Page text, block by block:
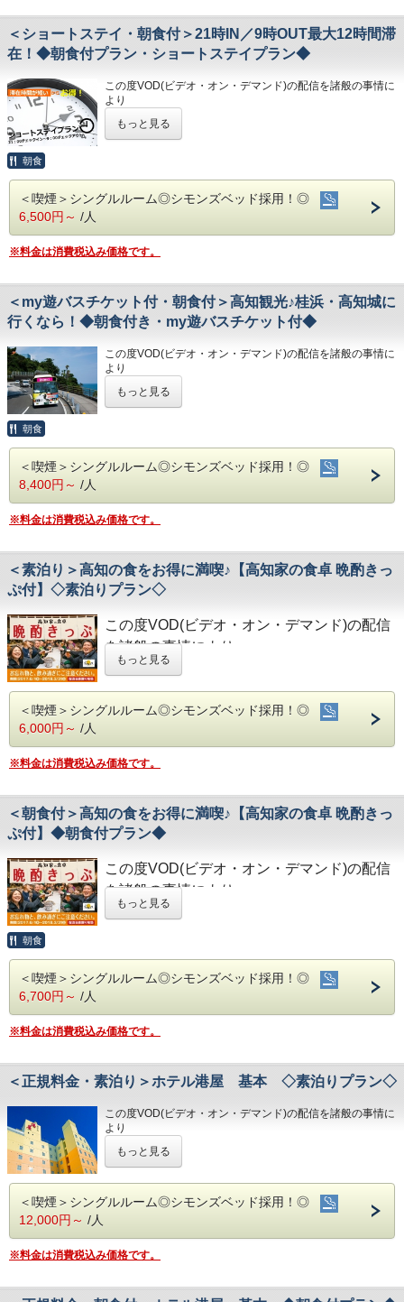
・VOD(ビデオオンデマンド)設置(500円/泊)
・各種無料貸出グッズ
・レンタルサイクル
・24時間フロント対応
◇アクセス◇
・JR高知駅…徒歩5分
・高知龍馬空港…車で約25分
・繁華街…徒歩約15分/はりまや橋…徒歩約10分
第31番札所 竹林寺…車で約20分
第33番札所 雪蹊寺…車で約20分
◇駐車場◇
・大型トラックやバスも駐車可能な専用平置き駐車場37台
完備。
(700円/泊 ※車輌の大きさによって料金が異なります)
※大型車をご利用の場合は必ずご連絡ください
※駐車場は先着順になります
※満車の場合はホテル近くのコインパーキングをご案内いた
します
・全館無料Wi-Fi対応
・コインランドリー、乾燥機設置
・VOD(ビデオオンデマンド)設置(500円/泊)
・レンタルサイクル
・24時間フロント対応
◇アクセス◇
・JR高知駅…徒歩5分
・高知IC…車で約10分
・高知龍馬空港…車で約25分
◇周辺観光◇
・高知城、高知城歴史博物館、ひろめ市場、日曜市…徒歩約
・繁華街…徒歩約15分/はりまや橋…徒歩約10分
・お遍路(四国八十八ヶ所)
③良質の睡眠をご提供!シモンズ社製ベッドを全洋室に採用
④広々とした男女大浴場!深夜は1時まで朝は6時00分から入
浴可能
男湯にはサウナも!
◇ご朝食◇
和食・洋食お好きな方をお選びください♪
どちらもバランスの良い定食スタイルの朝食です！
お米は高知のブランド米を使用しており、なんとお替り自由
◇お風呂◇
営業時間
・男女大浴場/15:00～25:00/6:00～9:00
・男性用サウナ/15:00～24:00
◇駐車場◇
・大型トラックやバスも駐車可能な専用平置き駐車場37台
完備。
(700円/泊 ※車輌の大きさによって料金が異なります)
※大型車をご利用の場合は必ずご連絡ください
します
・VOD(ビデオオンデマンド)設置(500円/泊)
・レンタルサイクル
・24時間フロント対応
◇アクセス◇
・高知IC…車で約10分
・高知龍馬空港…車で約25分
◇周辺観光◇
・繁華街…徒歩約15分/はりまや橋…徒歩約10分
第31番札所 竹林寺…車で約20分
第33番札所 雪蹊寺…車で約20分
＜ショートステイ・朝食付＞21時IN／9時OUT最大12時間滞
在！◆朝食付プラン・ショートステイプラン◆
この度VOD(ビデオ・オン・デマンド)の配信を諸般の事情に
より
りました。
今までご愛顧いただき、誠にありがとうございました。
チェックインが遅い方にオススメです！
★こちらは朝食付きのプランとなります★
★☆ひと目で分かる！ホテル港屋の５つの特徴☆★
②JR高知駅から徒歩5分の好立地!
③良質の睡眠をご提供!シモンズ社製ベッドを全洋室に採用
④広々とした男女大浴場!深夜は1時まで朝は6時00分から入
◇ご朝食◇
港屋の朝食は日替わりメニュー！
チェックインの際にメニューをご確認いただき
お米は高知のブランド米を使用しており、なんとお替り自由
♪
広々とした大浴場は一日の疲れが癒やされると好評です!
旅の疲れを癒して下さい。男湯にはサウナも完備♪
営業時間
・男女大浴場/15:00～25:00/6:00～9:00
・男性用サウナ/15:00～24:00
◇駐車場◇
・大型トラックやバスも駐車可能な専用平置き駐車場37台
(700円/泊 ※車輌の大きさによって料金が異なります)
※大型車をご利用の場合は必ずご連絡ください
※満車の場合はホテル近くのコインパーキングをご案内いた
します
◇その他サービス◇
・コインランドリー、乾燥機設置
・VOD(ビデオオンデマンド)設置(500円/泊)
・レンタルサイクル
・24時間フロント対応
・高知IC…車で約10分
◇周辺観光◇
・高知城、高知城歴史博物館、ひろめ市場、日曜市…徒歩約
・繁華街…徒歩約15分/はりまや橋…徒歩約10分
・お遍路(四国八十八ヶ所)
第31番札所 竹林寺…車で約20分
第33番札所 雪蹊寺…車で約20分
もっと見る
朝食
＜喫煙＞シングルルーム◎シモンズベッド採用！◎
6,500円～ /人
※料金は消費税込み価格です。
＜my遊バスチケット付・朝食付＞高知観光♪桂浜・高知城に
行くなら！◆朝食付き・my遊バスチケット付◆
この度VOD(ビデオ・オン・デマンド)の配信を諸般の事情に
より
りました。
今までご愛顧いただき、誠にありがとうございました。
人気観光スポットめぐりを楽しもう！
高知観光におススメの朝食付プラン♪
す。
＜チケット特典＞
・MY遊バス乗車券の提示で路面電車(200円区間内)運賃無料
・観光施設の入場割引など便利でお得！
※幼児（未就学児）は大人一人につき無料で乗車可能です。
2人目以降はお子さま料金（500円）が必要となります。
★☆ひと目で分かる！＜ホテル港屋の魅力！＞☆★
・JR高知駅から徒歩５分の好立地！
・良質の睡眠をご提供！シモンズ社製ベッドを全洋室に採用
男性用サウナあり！
・心のこもったお客さま対応！各種クチコミで高評価
​～最高のコストパフォーマンスをご体験ください！～
◇ご朝食◇
＜朝食時間＞6：30～10：00（9：30オーダーストップ）
※和食、洋食が選べます。チェックインの際にお申し付けく
ださい。
旅の疲れを癒して下さい。男湯にはサウナも完備♪
＜営業時間＞
・男性用サウナ／15:00～24:00
◇駐車場◇
・大型トラックやバスも駐車可能な専用平置
き駐車３７台完備。
（7００円/泊）
・大型トラック・バス・自動二輪でお越しの
事前に必ずお問い合わせ下さいませ。
・専用駐車場に置けない場合はホテル近くの
コインパーキングを
ご案内いたします。
もっと見る
朝食
＜喫煙＞シングルルーム◎シモンズベッド採用！◎
8,400円～ /人
※料金は消費税込み価格です。
＜素泊り＞高知の食をお得に満喫♪【高知家の食卓 晩酌きっ
ぷ付】◇素泊りプラン◇
この度VOD(ビデオ・オン・デマンド)の配信
を諸般の事情により
令和8年1月31日
だくこととなりました。
今までご愛顧いただき、誠にありがとうござ
何卒ご理解を賜りますようお願い申し上げま
高知家の食卓晩酌きっぷ＆素泊りプラン！
高知の食をお得に満喫したい方にピッタリ♪
観光やビジネスにお役立てください。
JR高知駅から徒歩5分、男女大浴場完備！
「高知家の食卓 晩酌きっぷ」
※「晩酌きっぷ」及び各店舗のご案内や特典内容を掲
載した
「専用ガイドブック」をチェックイン時にお渡しい
高知県民が自ら「観光客にお勧めしたい飲食店」を選
ぶ
た54店舗のうち、
一品サービスや割引などの特典を受けられるととも
施設設置のスタンプを集める（1店舗でも可）と記念品
もっと見る
＜喫煙＞シングルルーム◎シモンズベッド採用！◎
6,000円～ /人
※料金は消費税込み価格です。
＜朝食付＞高知の食をお得に満喫♪【高知家の食卓 晩酌きっ
ぷ付】◆朝食付プラン◆
この度VOD(ビデオ・オン・デマンド)の配信
を諸般の事情により
令和8年1月31日
いました。
何卒ご理解を賜りますようお願い申し上げま
す。
高知家の食卓晩酌きっぷ＆朝食付プラン！
高知の食をお得に満喫したい方にピッタリ♪
観光やビジネスにお役立てください。
バランスのいい朝食を食べて朝から元気に！
＜プラン特典＞
※「晩酌きっぷ」及び各店舗のご案内や特典内容を掲
載した
もっと見る
朝食
＜喫煙＞シングルルーム◎シモンズベッド採用！◎
6,700円～ /人
※料金は消費税込み価格です。
＜正規料金・素泊り＞ホテル港屋 基本 ◇素泊りプラン◇
この度VOD(ビデオ・オン・デマンド)の配信を諸般の事情に
より
りました。
今までご愛顧いただき、誠にありがとうございました。
何卒ご理解を賜りますようお願い申し上げます。
ホテル港屋
ビジネスに観光に最高の利便性！
もっと見る
＜喫煙＞シングルルーム◎シモンズベッド採用！◎
12,000円～ /人
※料金は消費税込み価格です。